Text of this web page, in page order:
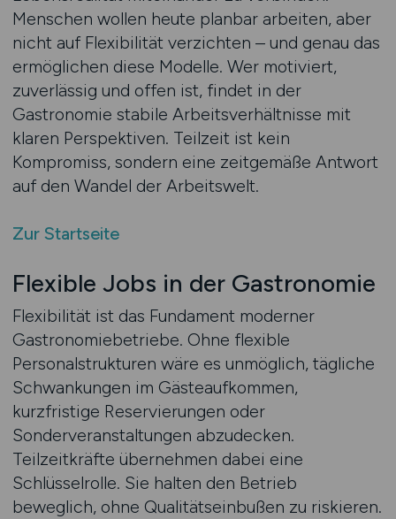
Menschen wollen heute planbar arbeiten, aber
nicht auf Flexibilität verzichten – und genau das
ermöglichen diese Modelle. Wer motiviert,
zuverlässig und offen ist, findet in der
Gastronomie stabile Arbeitsverhältnisse mit
klaren Perspektiven. Teilzeit ist kein
Kompromiss, sondern eine zeitgemäße Antwort
auf den Wandel der Arbeitswelt.
Zur Startseite
Flexible Jobs in der Gastronomie
Flexibilität ist das Fundament moderner
Gastronomiebetriebe. Ohne flexible
Personalstrukturen wäre es unmöglich, tägliche
Schwankungen im Gästeaufkommen,
kurzfristige Reservierungen oder
Sonderveranstaltungen abzudecken.
Teilzeitkräfte übernehmen dabei eine
Schlüsselrolle. Sie halten den Betrieb
beweglich, ohne Qualitätseinbußen zu riskieren.